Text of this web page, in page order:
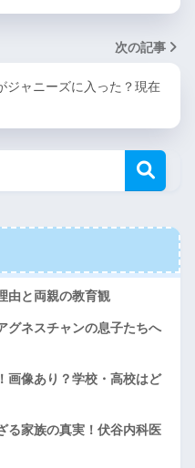
次の記事
ジャニーズに入った？現在
由と両親の教育観
グネスチャンの息子たちへ
画像あり？学校・高校はど
る家族の真実！伏谷内科医